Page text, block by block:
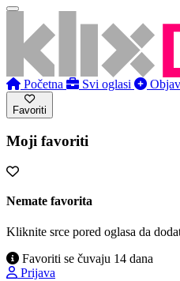
Početna Svi oglasi
Favoriti
Moji favoriti
Nemate favorita
Kliknite srce pored oglasa da
Favoriti se čuvaju 14 dana
Prijava